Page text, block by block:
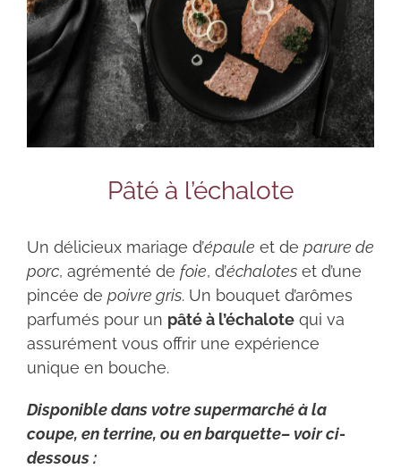
Pâté à l’échalote
Un délicieux mariage d’épaule et de parure de
porc, agrémenté de foie, d’échalotes et d’une
pincée de poivre gris. Un bouquet d’arômes
parfumés pour un pâté à l’échalote qui va
assurément vous offrir une expérience
unique en bouche.
Disponible dans votre supermarché à la
coupe, en terrine, ou en barquette– voir ci-
dessous :